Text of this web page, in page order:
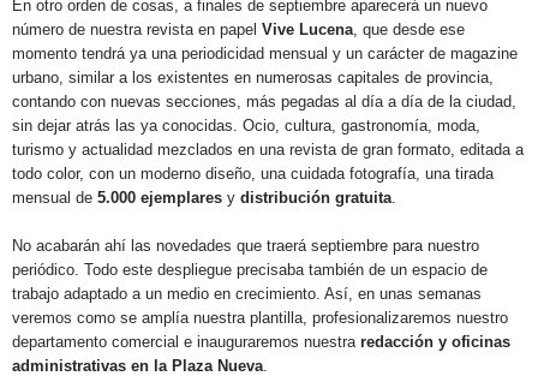
En otro orden de cosas, a finales de septiembre aparecerá un nuevo
número de nuestra revista en papel Vive Lucena , que desde ese
momento tendrá ya una periodicidad mensual y un carácter de magazine
urbano, similar a los existentes en numerosas capitales de provincia,
contando con nuevas secciones, más pegadas al día a día de la ciudad,
sin dejar atrás las ya conocidas. Ocio, cultura, gastronomía, moda,
turismo y actualidad mezclados en una revista de gran formato, editada a
todo color, con un moderno diseño, una cuidada fotografía, una tirada
mensual de 5.000 ejemplares y distribución gratuita
No acabarán ahí las novedades que traerá septiembre para nuestro
periódico. Todo este despliegue precisaba también de un espacio de
trabajo adaptado a un medio en crecimiento. Así, en unas semanas
veremos como se amplía nuestra plantilla, profesionalizaremos nuestro
departamento comercial e inauguraremos nuestra redacción y oficinas
administrativas en la Plaza Nueva